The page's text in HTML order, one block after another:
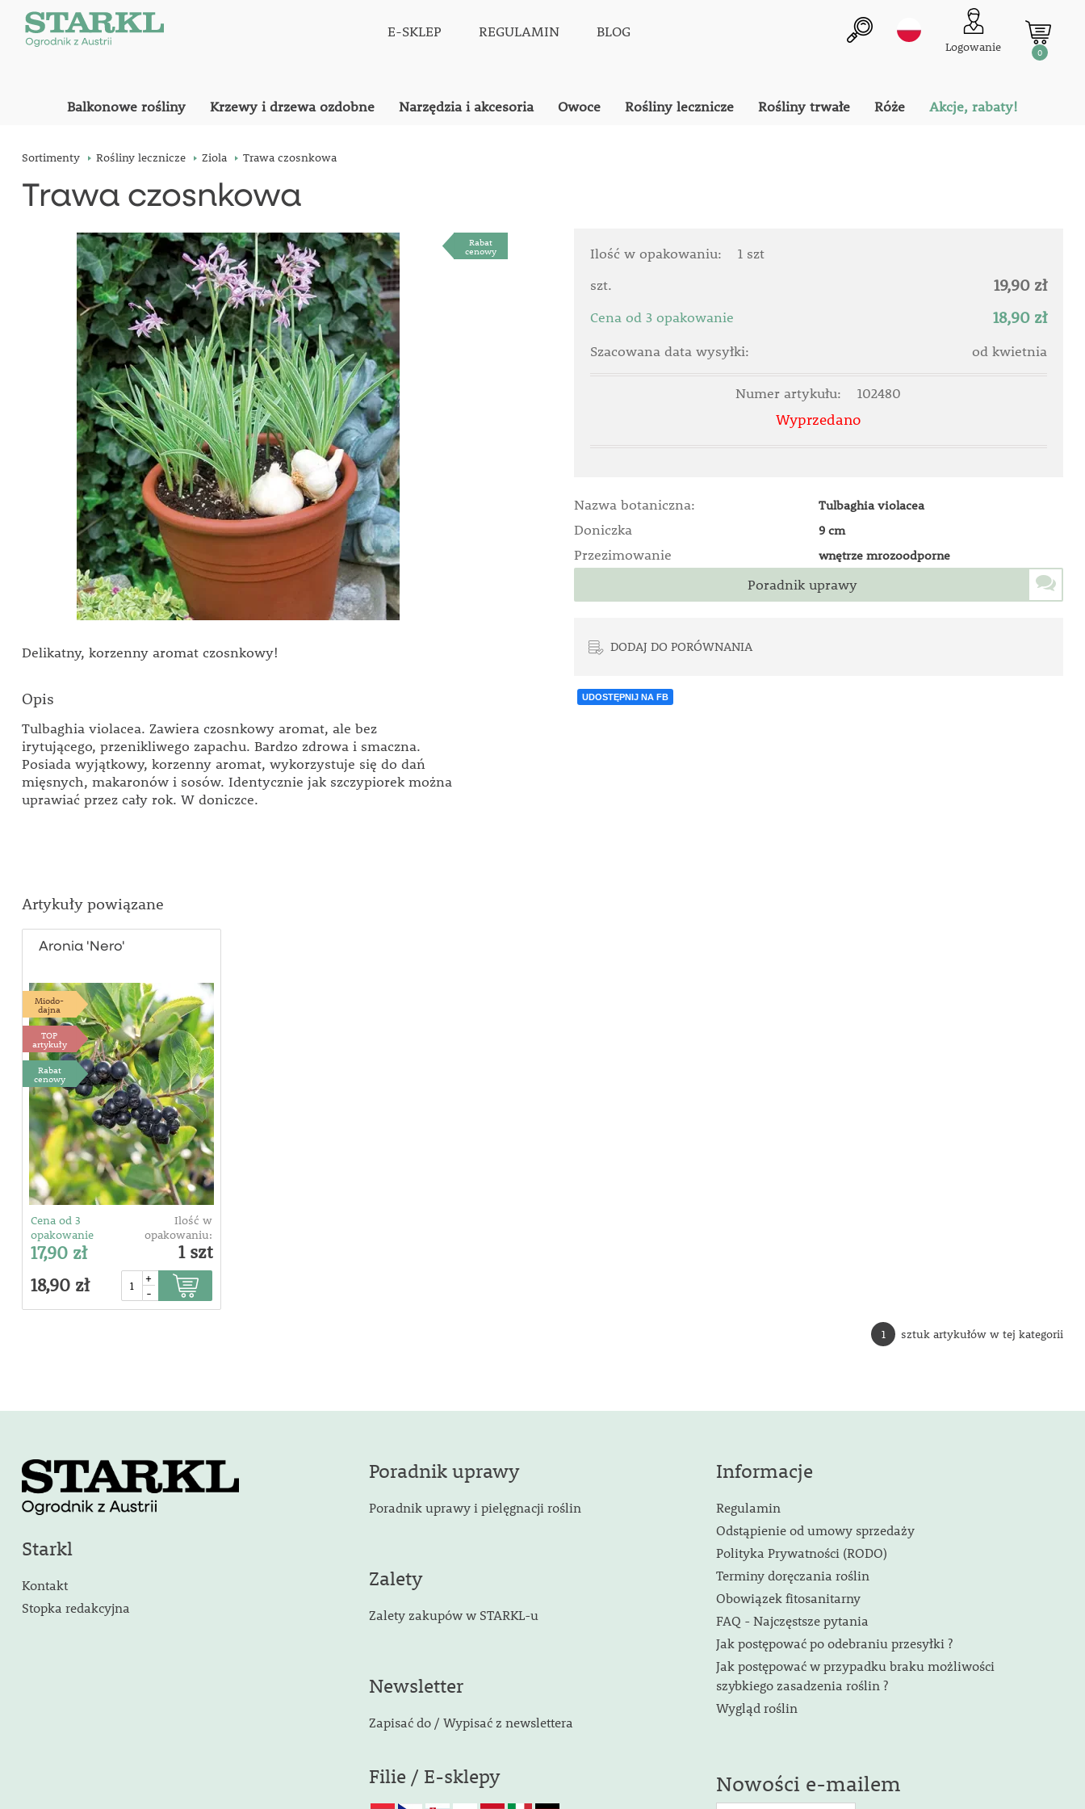
E-SKLEP REGULAMIN BLOG
Logowanie 0
Balkonowe rośliny Krzewy i drzewa ozdobne Narzędzia i akcesoria Owoce Rośliny lecznicze Rośliny trwałe Róże Akcje, rabaty!
Sortimenty Rośliny lecznicze Ziola Trawa czosnkowa
Trawa czosnkowa
Rabat
cenowy
Delikatny, korzenny aromat czosnkowy!
Opis
Tulbaghia violacea. Zawiera czosnkowy aromat, ale bez
irytującego, przenikliwego zapachu. Bardzo zdrowa i smaczna.
Posiada wyjątkowy, korzenny aromat, wykorzystuje się do dań
mięsnych, makaronów i sosów. Identycznie jak szczypiorek można
uprawiać przez cały rok. W doniczce.
Ilość w opakowaniu:
1 szt
szt.
19,90 zł
Cena od 3 opakowanie 18,90 zł
Szacowana data wysyłki: od kwietnia
Numer artykułu: 102480
Wyprzedano
Nazwa botaniczna: Tulbaghia violacea
Doniczka 9 cm
Przezimowanie wnętrze mrozoodporne
Poradnik uprawy
DODAJ DO PORÓWNANIA
UDOSTĘPNIJ NA FB
Artykuły powiązane
Aronia 'Nero'
Miodo-
dajna
TOP
artykuły
Rabat
cenowy
Cena od 3
opakowanie
17,90 zł
Ilość w
opakowaniu:
1 szt
18,90 zł
+
-
1 sztuk artykułów w tej kategorii
Starkl
Kontakt
Stopka redakcyjna
Poradnik uprawy
Poradnik uprawy i pielęgnacji roślin
Zalety
Zalety zakupów w STARKL-u
Newsletter
Zapisać do / Wypisać z newslettera
Filie / E-sklepy
Informacje
Regulamin
Odstąpienie od umowy sprzedaży
Polityka Prywatności (RODO)
Terminy doręczania roślin
Obowiązek fitosanitarny
FAQ - Najczęstsze pytania
Jak postępować po odebraniu przesyłki ?
Jak postępować w przypadku braku możliwości
szybkiego zasadzenia roślin ?
Wygląd roślin
Nowości e-mailem